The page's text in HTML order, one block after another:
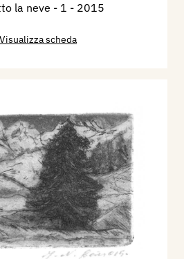
la neve - 1 - 2015
Visualizza scheda